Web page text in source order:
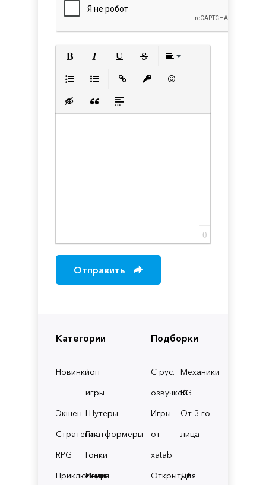
Категории
НовинкиТоп
игры
Экшен Шутеры
СтратегииПлатформеры
RPG
Гонки
Приключения
Инди
Подборки
С рус.
озвучкой
Механики
RG
Игры
от
xatab
От 3-го
лица
Открытый
Для
Вставка скрытого текста
Вставка цитаты
Вставка спойлера
0
Отправить